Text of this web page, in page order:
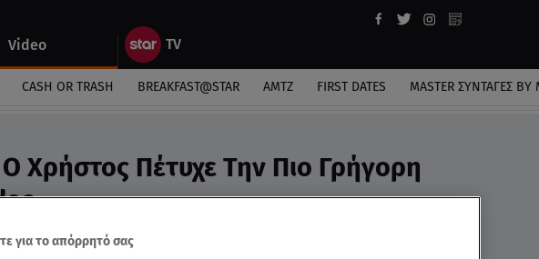
Video
CASH OR TRASH BREAKFAST@STAR ΑΜΤΖ FIRST DATES MASTER ΣΥΝΤΑΓΈΣ BY
Χρήστος Πέτυχε Την Πιο Γρήγορη
δεύτερη σκέψη την προσφορά τους
για το απόρρητό σας